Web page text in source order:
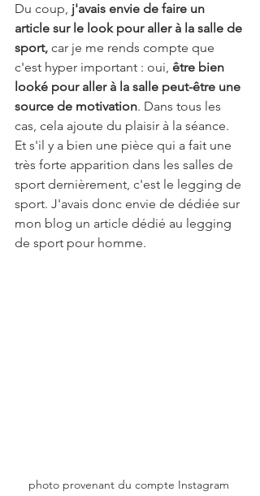
Du coup, j'avais envie de faire un
article sur le look pour aller à la salle de
sport, car je me rends compte que
c'est hyper important : oui, être bien
looké pour aller à la salle peut-être une
source de motivation. Dans tous les
cas, cela ajoute du plaisir à la séance.
Et s'il y a bien une pièce qui a fait une
très forte apparition dans les salles de
sport dernièrement, c'est le legging de
sport. J'avais donc envie de dédiée sur
mon blog un article dédié au legging
de sport pour homme.
photo provenant du compte Instagram